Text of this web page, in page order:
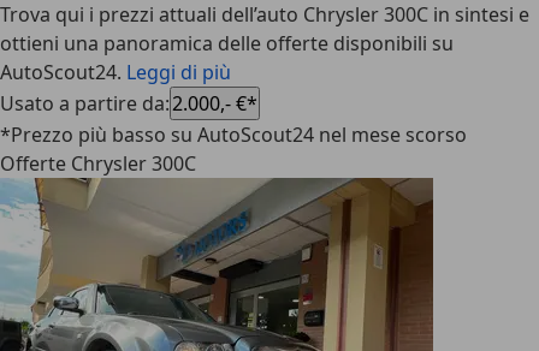
Trova qui i prezzi attuali dell’auto Chrysler 300C in sintesi e
ottieni una panoramica delle offerte disponibili su
AutoScout24. Leggi di più
Usato a partire da:2.000,- €*
*Prezzo più basso su AutoScout24 nel mese scorso
Offerte Chrysler 300C